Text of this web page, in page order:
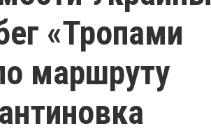
«Тропами
маршруту